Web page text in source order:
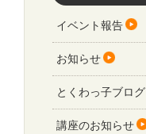
イベント報告
お知らせ
とくわっ子ブログ
講座のお知らせ